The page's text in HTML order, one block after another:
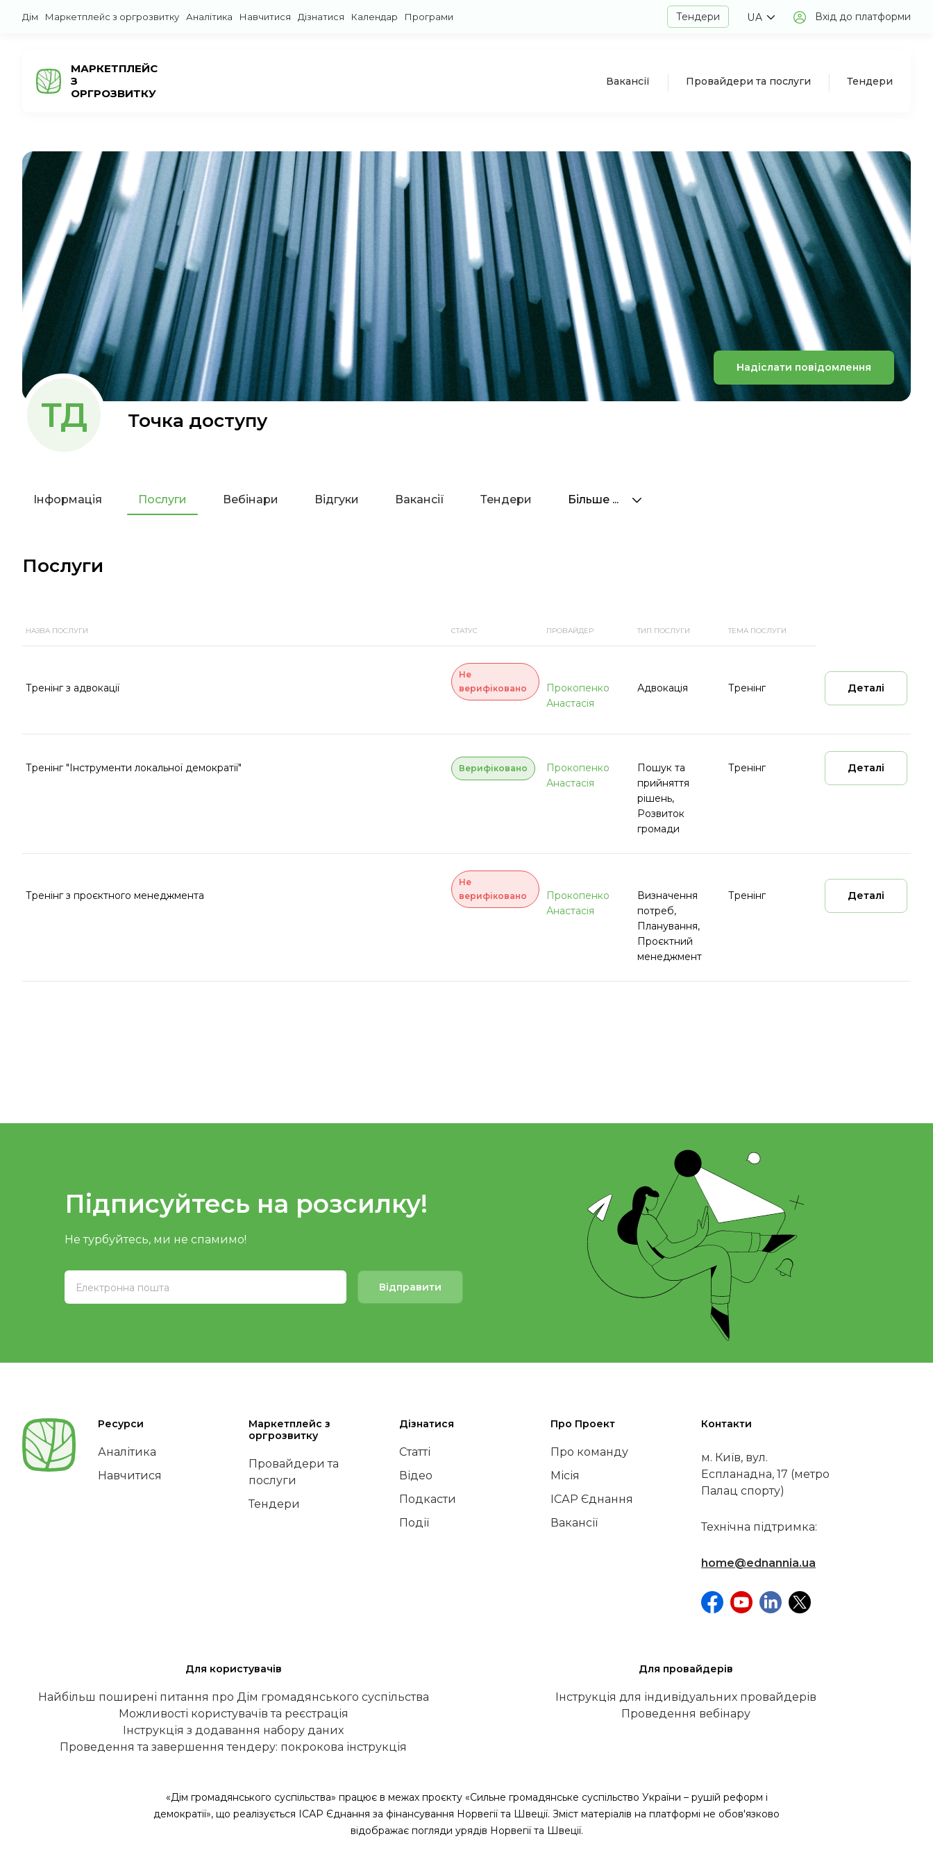
Дім Маркетплейс з оргрозвитку Аналітика Навчитися Дізнатися Календар Програми Тендери UA Вхід до платформи
МАРКЕТПЛЕЙС
З
ОРГРОЗВИТКУ
Вакансії Провайдери та послуги Тендери
Надіслати повідомлення
ТД Точка доступу
Інформація Послуги Вебінари Відгуки Вакансії Тендери Більше ...
Послуги
НАЗВА ПОСЛУГИ СТАТУС ПРОВАЙДЕР ТИП ПОСЛУГИ ТЕМА ПОСЛУГИ
Тренінг з адвокації
Не
верифіковано
Прокопенко
Анастасія
Адвокація Тренінг Деталі
Тренінг "Інструменти локальної демократії" Верифіковано
Прокопенко
Анастасія
Пошук та
прийняття
рішень,
Розвиток
громади
Тренінг Деталі
Тренінг з проєктного менеджмента
Не
верифіковано
Прокопенко
Анастасія
Визначення
потреб,
Планування,
Проєктний
менеджмент
Тренінг Деталі
Підписуйтесь на розсилку!
Не турбуйтесь, ми не спамимо!
Відправити
Ресурси
Аналітика
Навчитися
Маркетплейс з
оргрозвитку
Провайдери та
послуги
Тендери
Дізнатися
Статті
Відео
Подкасти
Події
Про Проект
Про команду
Місія
ІСАР Єднання
Вакансії
Контакти
м. Київ, вул.
Еспланадна, 17 (метро
Палац спорту)
Технічна підтримка:
home@ednannia.ua
Для користувачів
Найбільш поширені питання про Дім громадянського суспільства
Можливості користувачів та реєстрація
Інструкція з додавання набору даних
Проведення та завершення тендеру: покрокова інструкція
Для провайдерів
Інструкція для індивідуальних провайдерів
Проведення вебінару
«Дім громадянського суспільства» працює в межах проєкту «Сильне громадянське суспільство України – рушій реформ і
демократії», що реалізується ІСАР Єднання за фінансування Норвегії та Швеції. Зміст матеріалів на платформі не обов'язково
відображає погляди урядів Норвегії та Швеції.